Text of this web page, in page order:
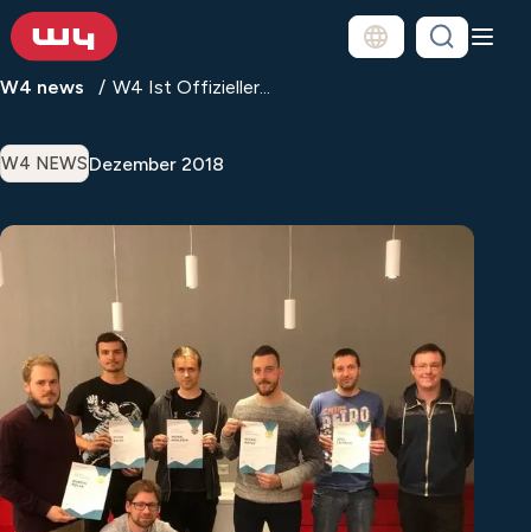
W4 news W4 Ist Offizieller...
W4 NEWSDezember 2018